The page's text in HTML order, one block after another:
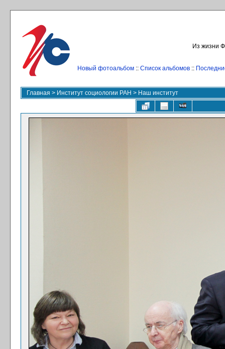
Из жизни
Новый фотоальбом:: Список альбомов::
Главная > Институт социологии РАН > Наш институт